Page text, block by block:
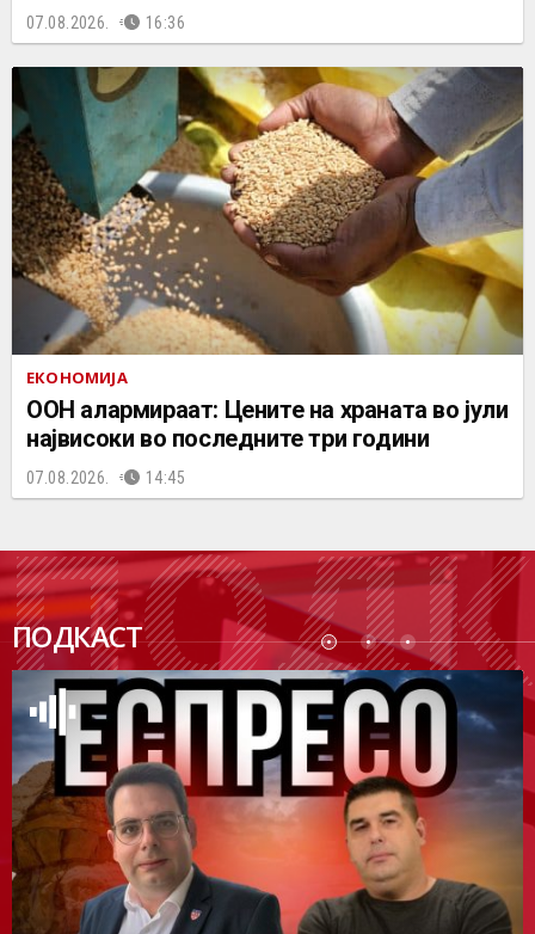
07.08.2026. 16:36
ЕКОНОМИЈА
ООН алармираат: Цените на храната во јули
највисоки во последните три години
07.08.2026. 14:45
ПОДКАСТ
ПОДК
АСТ